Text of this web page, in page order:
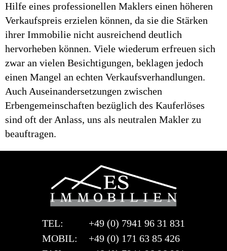
Hilfe eines professionellen Maklers einen höheren
Verkaufspreis erzielen können, da sie die Stärken
ihrer Immobilie nicht ausreichend deutlich
hervorheben können. Viele wiederum erfreuen sich
zwar an vielen Besichtigungen, beklagen jedoch
einen Mangel an echten Verkaufsverhandlungen.
Auch Auseinandersetzungen zwischen
Erbengemeinschaften bezüglich des Kauferlöses
sind oft der Anlass, uns als neutralen Makler zu
beauftragen.
TEL:
+49 (0) 7941 96 31 831
MOBIL:
+49 (0) 171 63 85 426